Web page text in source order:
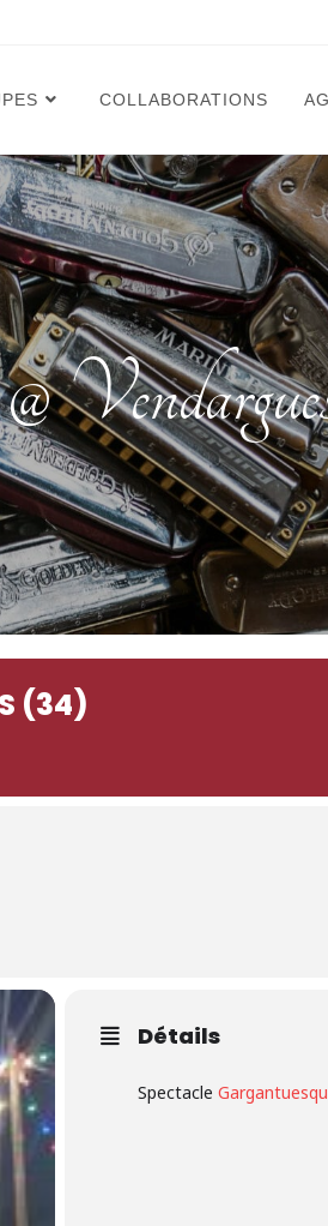
COLLABORATIONS
(34)
Détails
Spectacle